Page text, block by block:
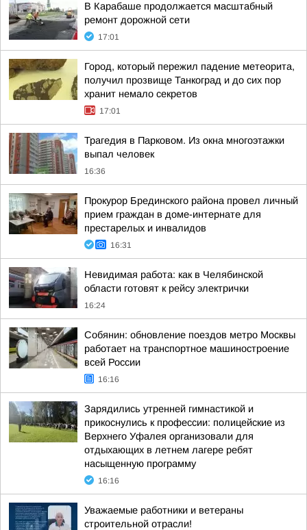
В Карабаше продолжается масштабный
ремонт дорожной сети
17:01
Город, который пережил падение метеорита,
получил прозвище Танкоград и до сих пор
хранит немало секретов
17:01
Трагедия в Парковом. Из окна многоэтажки
выпал человек
16:36
Прокурор Брединского района провел личный
прием граждан в доме-интернате для
престарелых и инвалидов
16:31
Невидимая работа: как в Челябинской
области готовят к рейсу электрички
16:24
Собянин: обновление поездов метро Москвы
работает на транспортное машиностроение
всей России
16:16
Зарядились утренней гимнастикой и
прикоснулись к профессии: полицейские из
Верхнего Уфалея организовали для
отдыхающих в летнем лагере ребят
насыщенную программу
16:16
Уважаемые работники и ветераны
строительной отрасли!